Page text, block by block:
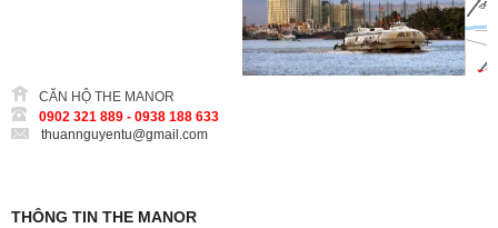
CĂN HỘ THE MANOR
0902 321 889 - 0938 188 633
thuannguyentu@gmail.com
THÔNG TIN THE MANOR